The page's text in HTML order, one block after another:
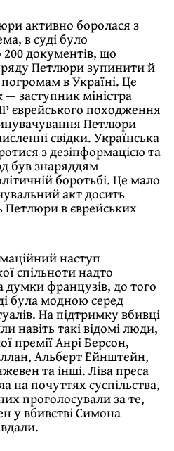
активно боролася з
в суді було
документів, що
Петлюри зупинити й
в Україні. Це
— заступник міністра
єврейського походження
Петлюри
свідки. Українська
з дезінформацією та
був знаряддям
боротьбі. Це мало
акт досить
Петлюри в єврейських
наступ
спільноти надто
французів, до того
була модною серед
На підтримку вбивці
навіть такі відомі люди,
премії Анрі Берсон,
Альберт Ейнштейн,
та інші. Ліва преса
на почуттях суспільства,
проголосували за те,
у вбивстві Симона